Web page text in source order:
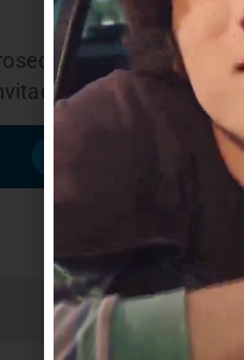
ya tenía un